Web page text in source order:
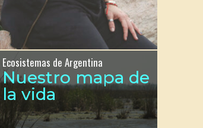
Ecosistemas de Argentina
Nuestro mapa de
la vida